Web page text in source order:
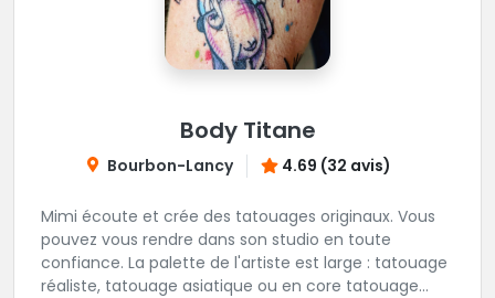
Body Titane
Bourbon-Lancy 4.69 (32 avis)
Mimi écoute et crée des tatouages originaux. Vous
pouvez vous rendre dans son studio en toute
confiance. La palette de l'artiste est large : tatouage
réaliste, tatouage asiatique ou en core tatouage